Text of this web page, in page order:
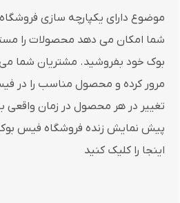
موضوع دارای یکپارچه سازی
شما امکان می دهد محصولات را
بوک خود بفروشید. مشتریان شما می
مرور کرده و محصول مناسب را در
تغییر در هر محصول در زمان واقعی
اینجا را کلیک کنید